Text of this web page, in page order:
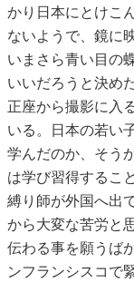
かり日本にとけこ
ないようで、鏡に
いまさら青い目の
いいだろうと決め
正座から撮影に入
いる。日本の若い
学んだのか、そう
は学び習得するこ
縛り師が外国へ出
から大変な苦労と
伝わる事を願うば
ンフランシスコで